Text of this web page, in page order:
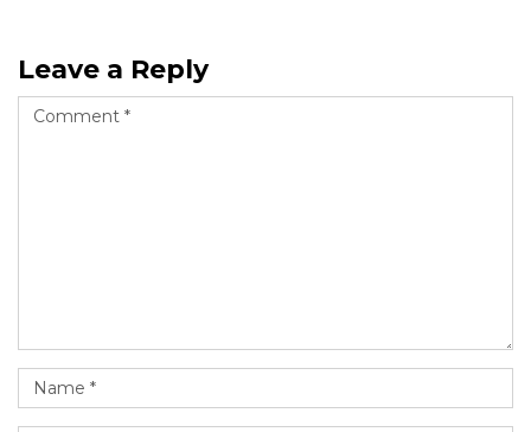
Leave a Reply